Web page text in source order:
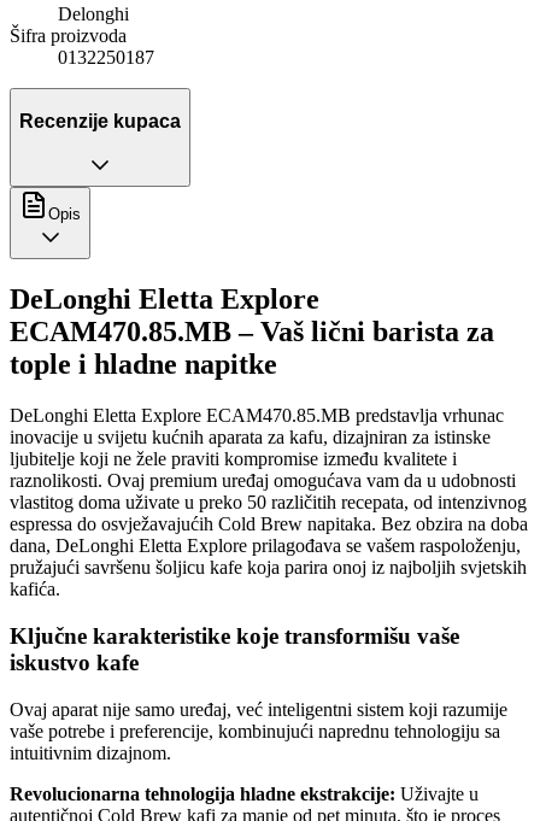
Delonghi
Šifra proizvoda
0132250187
Recenzije kupaca
Opis
DeLonghi Eletta Explore
ECAM470.85.MB – Vaš lični barista za
tople i hladne napitke
DeLonghi Eletta Explore ECAM470.85.MB predstavlja vrhunac
inovacije u svijetu kućnih aparata za kafu, dizajniran za istinske
ljubitelje koji ne žele praviti kompromise između kvalitete i
raznolikosti. Ovaj premium uređaj omogućava vam da u udobnosti
vlastitog doma uživate u preko 50 različitih recepata, od intenzivnog
espressa do osvježavajućih Cold Brew napitaka. Bez obzira na doba
dana, DeLonghi Eletta Explore prilagođava se vašem raspoloženju,
pružajući savršenu šoljicu kafe koja parira onoj iz najboljih svjetskih
kafića.
Ključne karakteristike koje transformišu vaše
iskustvo kafe
Ovaj aparat nije samo uređaj, već inteligentni sistem koji razumije
vaše potrebe i preferencije, kombinujući naprednu tehnologiju sa
intuitivnim dizajnom.
Revolucionarna tehnologija hladne ekstrakcije: Uživajte u
autentičnoj Cold Brew kafi za manje od pet minuta, što je proces